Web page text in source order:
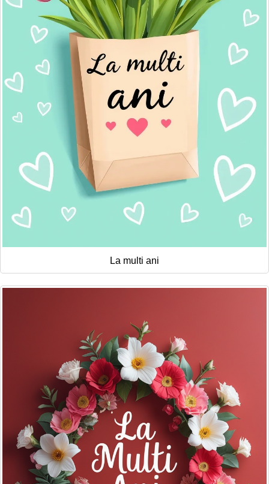
La multi ani